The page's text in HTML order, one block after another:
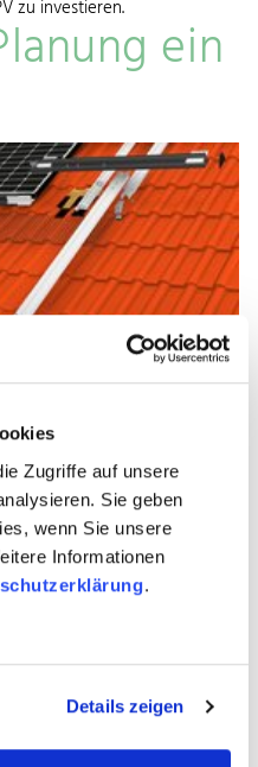
Zugriffe auf unsere
Sie geben
wenn Sie unsere
Informationen
.
Details zeigen
zu investieren.
ein
sprechen überdies
und Tragstrukturen von
Anlage sind abhängig von den
und Strombedarf.
maßgeschneiderten
Terrassenabdeckung und
passend zu Dachgröße, -
Anlage entscheidend und